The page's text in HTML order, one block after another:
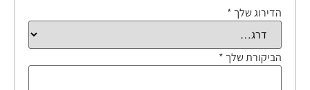
הדירוג שלך *
הביקורת שלך *